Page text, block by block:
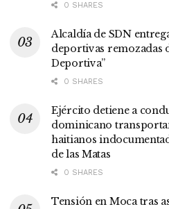
0 SHARES
Alcaldía de SDN
deportivas remozadas
Deportiva”
0 SHARES
Ejército detiene a
dominicano
haitianos
de las Matas
0 SHARES
Tensión en Moca tras